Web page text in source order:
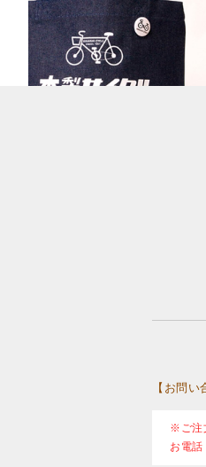
【お問い
※ご注
お電話